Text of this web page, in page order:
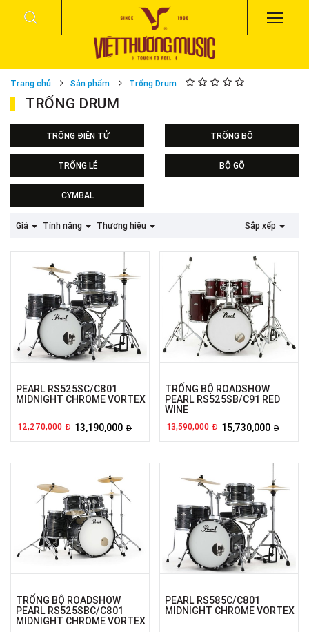
Trang chủ Sản phẩm Trống Drum
TRỐNG DRUM
TRỐNG ĐIỆN TỬ
ELECTRIC DRUMSET
TRỐNG BỘ
Trống Odery
TRỐNG LẺ BỘ GÕ
CYMBAL
SINGLE
Giá Tính năng Thương hiệu Sắp xếp
PEARL RS525SC/C801
MIDNIGHT CHROME VORTEX
12,270,000 Đ 13,190,000 Đ
TRỐNG BỘ ROADSHOW
PEARL RS525SB/C91 RED
WINE
13,590,000 Đ 15,730,000 Đ
TRỐNG BỘ ROADSHOW
PEARL RS525SBC/C801
MIDNIGHT CHROME VORTEX
PEARL RS585C/C801
MIDNIGHT CHROME VORTEX